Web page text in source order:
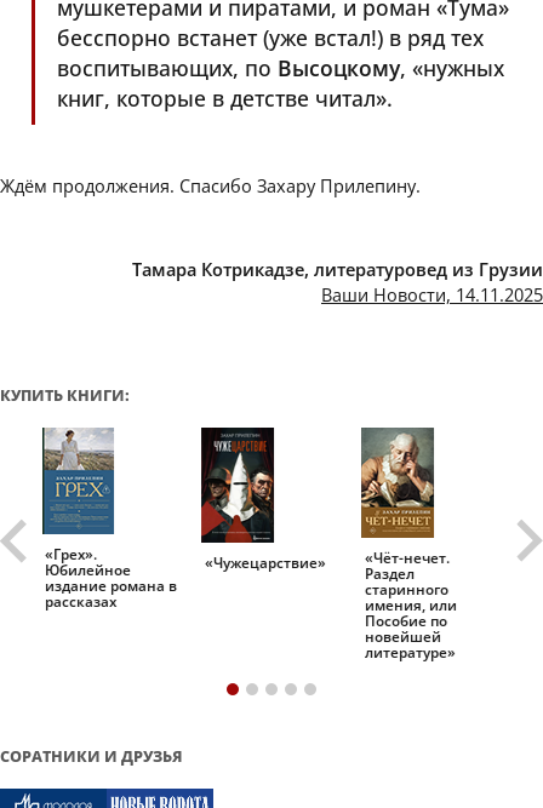
мушкетерами и пиратами, и роман «Тума»
бесспорно встанет (уже встал!) в ряд тех
воспитывающих, по Высоцкому, «нужных
книг, которые в детстве читал».
Ждём продолжения. Спасибо Захару Прилепину.
Тамара Котрикадзе, литературовед из Грузии
Ваши Новости, 14.11.2025
КУПИТЬ КНИГИ:
«Грех».
Юбилейное
издание романа в
рассказах
«Чужецарствие» «Чёт-нечет.
Раздел
старинного
имения, или
Пособие по
новейшей
литературе»
СОРАТНИКИ И ДРУЗЬЯ